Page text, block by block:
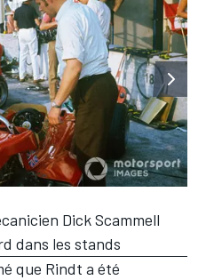
Dick Scammell
dans les stands
que Rindt a été